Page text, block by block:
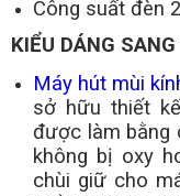
Công suất đèn
KIỂU DÁNG
Máy hút mùi
sở hữu thiết
được làm bằng
không bị oxy
chùi giữ cho